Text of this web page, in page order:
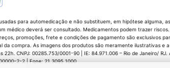
para automedicação e não substituem, em hipótese alguma,
deverá ser consultado. Medicamentos podem trazer
promoções, frete e condições de pagamento são exclusivos
compra. As imagens dos produtos são meramente ilustrativas e
CNPJ: 00285.753/0001-90 | IE: 84.971.006 – Rio de Janeiro/
2-2 | Fone: 21 3095 1000